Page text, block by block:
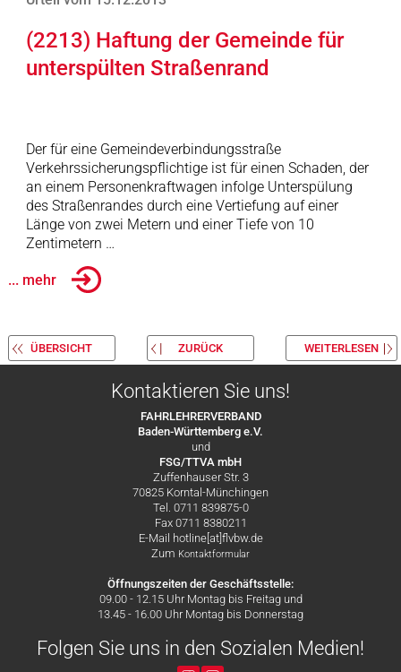
(2213) Haftung der Gemeinde für
unterspülten Straßenrand
Der für eine Gemeindeverbindungsstraße
Verkehrssicherungspflichtige ist für einen Schaden, der
an einem Personenkraftwagen infolge Unterspülung
des Straßenrandes durch eine Vertiefung auf einer
Länge von zwei Metern und einer Tiefe von 10
Zentimetern …
... mehr
ÜBERSICHT ZURÜCK WEITERLESEN
Kontaktieren Sie uns!
FAHRLEHRERVERBAND
Baden-Württemberg e.V.
und
FSG/TTVA mbH
Zuffenhauser Str. 3
70825 Korntal-Münchingen
Tel. 0711 839875-0
Fax 0711 8380211
E-Mail hotline[at]flvbw.de
Zum Kontaktformular
Öffnungszeiten der Geschäftsstelle:
09.00 - 12.15 Uhr Montag bis Freitag und
13.45 - 16.00 Uhr Montag bis Donnerstag
Folgen Sie uns in den Sozialen Medien!